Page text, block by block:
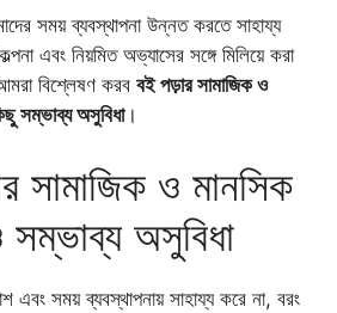
সময় ব্যবস্থাপনা উন্নত করতে সাহায্য
এবং নিয়মিত অভ্যাসের সঙ্গে মিলিয়ে করা
বিশ্লেষণ করব বই পড়ার সামাজিক ও
সম্ভাব্য অসুবিধা।
সামাজিক ও মানসিক
সম্ভাব্য অসুবিধা
এবং সময় ব্যবস্থাপনায় সাহায্য করে না, বরং